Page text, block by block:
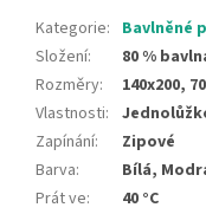
Kategorie: Bavlněné
Složení:
80 %
Rozměry:
140x200,
Vlastnosti:
Zapínání:
Zipové
Barva:
Bílá,
Prát ve:
40 °C